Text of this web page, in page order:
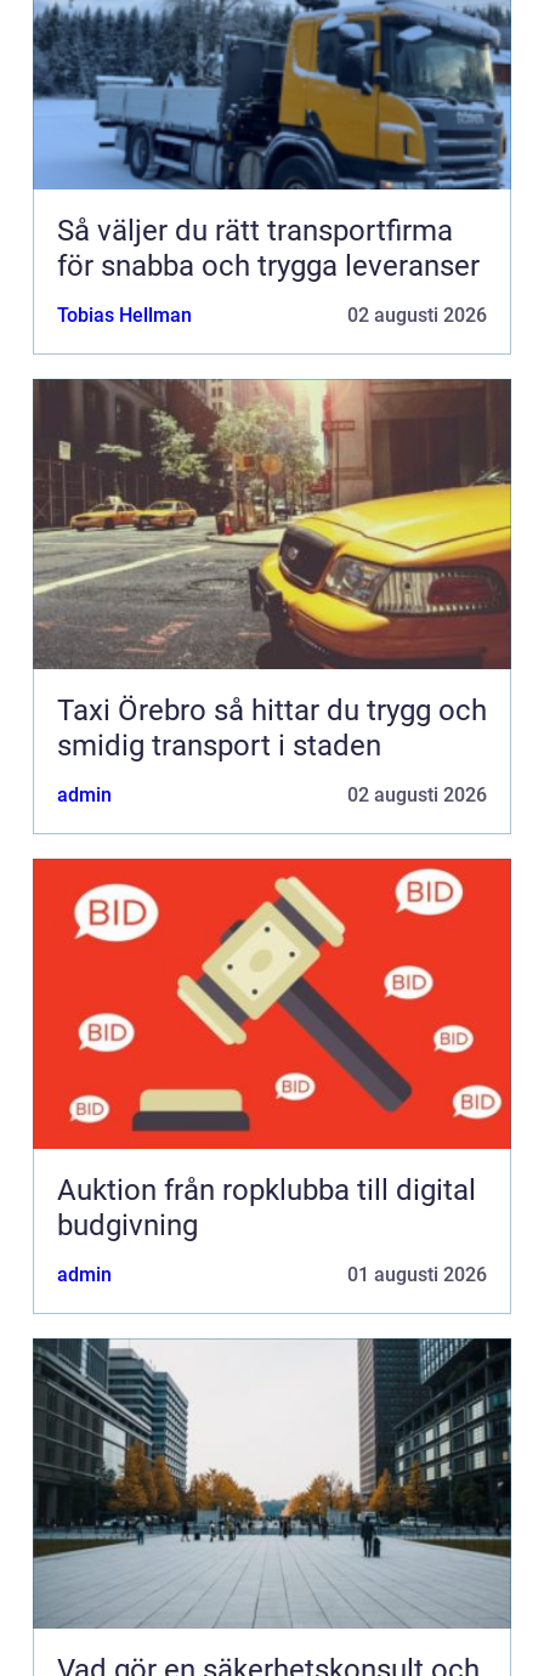
Så väljer du rätt transportfirma
för snabba och trygga leveranser
Tobias Hellman 02 augusti 2026
Taxi Örebro så hittar du trygg och
smidig transport i staden
admin 02 augusti 2026
Auktion från ropklubba till digital
budgivning
admin 01 augusti 2026